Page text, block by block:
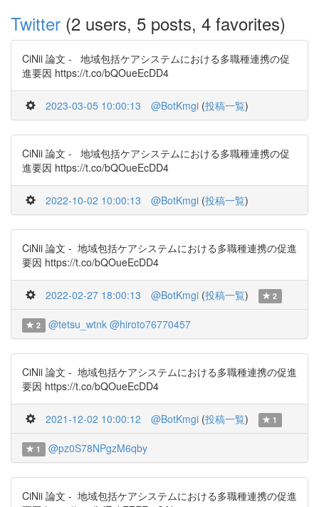
Twitter (2 users, 5 posts, 4 favorites)
CiNii 論文 - 地域包括ケアシステムにおける多職種連携の促
進要因 https://t.co/bQOueEcDD4
2023-03-05 10:00:13 @BotKmgi (投稿一覧)
CiNii 論文 - 地域包括ケアシステムにおける多職種連携の促
進要因 https://t.co/bQOueEcDD4
2022-10-02 10:00:13 @BotKmgi (投稿一覧)
CiNii 論文 - 地域包括ケアシステムにおける多職種連携の促進
要因 https://t.co/bQOueEcDD4
2022-02-27 18:00:13 @BotKmgi (投稿一覧) 2
2 @tetsu_wtnk @hiroto76770457
CiNii 論文 - 地域包括ケアシステムにおける多職種連携の促進
要因 https://t.co/bQOueEcDD4
2021-12-02 10:00:12 @BotKmgi (投稿一覧) 1
1 @pz0S78NPgzM6qby
CiNii 論文 - 地域包括ケアシステムにおける多職種連携の促進